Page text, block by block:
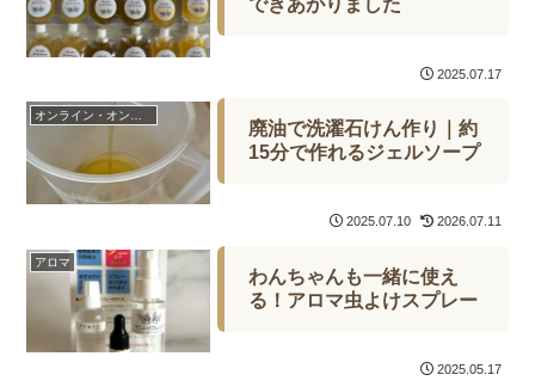
できあがりました
2025.07.17
廃油で洗濯石けん作り｜約
15分で作れるジェルソープ
2025.07.10 2026.07.11
アロマ
わんちゃんも一緒に使え
る！アロマ虫よけスプレー
2025.05.17